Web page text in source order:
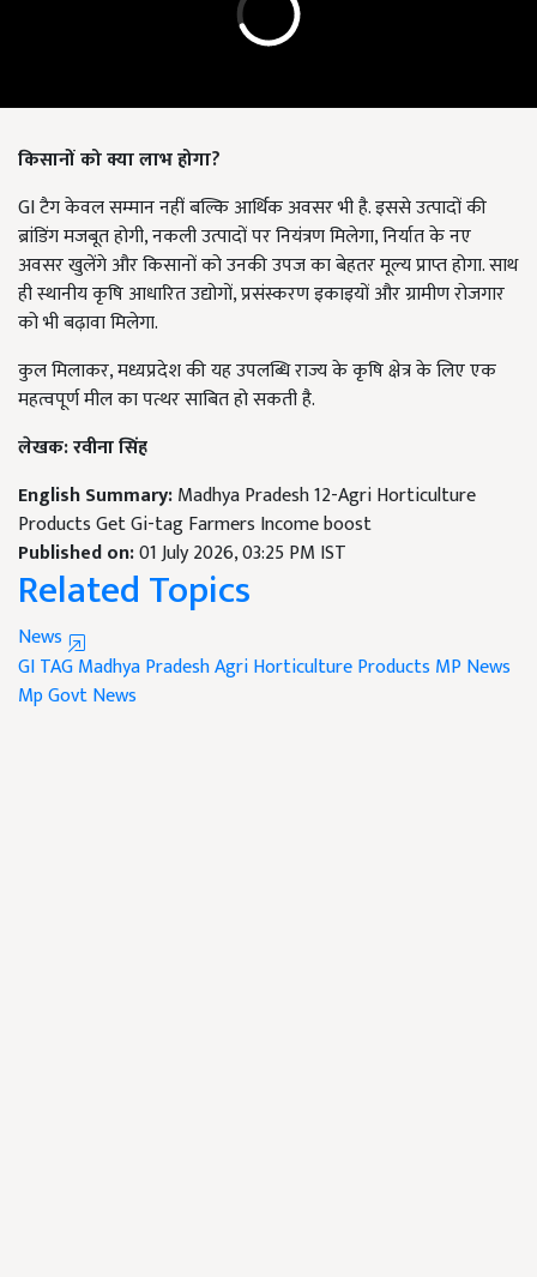
किसानों को क्या लाभ होगा?
GI टैग केवल सम्मान नहीं बल्कि आर्थिक अवसर भी है. इससे उत्पादों की
ब्रांडिंग मजबूत होगी, नकली उत्पादों पर नियंत्रण मिलेगा, निर्यात के नए
अवसर खुलेंगे और किसानों को उनकी उपज का बेहतर मूल्य प्राप्त होगा. साथ
ही स्थानीय कृषि आधारित उद्योगों, प्रसंस्करण इकाइयों और ग्रामीण रोजगार
को भी बढ़ावा मिलेगा.
कुल मिलाकर, मध्यप्रदेश की यह उपलब्धि राज्य के कृषि क्षेत्र के लिए एक
महत्वपूर्ण मील का पत्थर साबित हो सकती है.
लेखक: रवीना सिंह
English Summary:Madhya Pradesh 12-Agri Horticulture
Products Get Gi-tag Farmers Income boost
Published on:01 July 2026, 03:25 PM IST
Related Topics
News
GI TAGMadhya PradeshAgri Horticulture Products MP News
Mp Govt News